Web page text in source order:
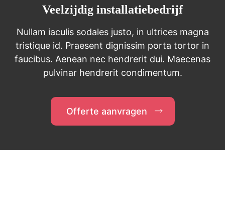
Veelzijdig installatiebedrijf
Nullam iaculis sodales justo, in ultrices magna
tristique id. Praesent dignissim porta tortor in
faucibus. Aenean nec hendrerit dui. Maecenas
pulvinar hendrerit condimentum.
Offerte aanvragen